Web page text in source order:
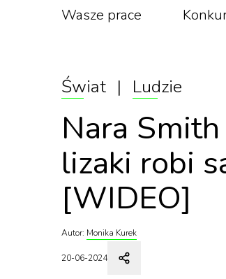
Wasze prace
Świat | Ludzie
Nara
lizaki robi
[WIDEO]
Autor: Monika Kurek
20-06-2024